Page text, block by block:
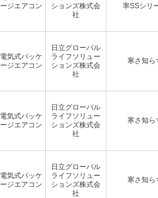
ージエアコン
ションズ株式会
社
率SSシリ
電気式パッケ
ージエアコン
日立グローバル
ライフソリュー
ションズ株式会
社
寒さ知ら
電気式パッケ
ージエアコン
日立グローバル
ライフソリュー
ションズ株式会
社
寒さ知ら
電気式パッケ
ージエアコン
日立グローバル
ライフソリュー
ションズ株式会
社
寒さ知ら